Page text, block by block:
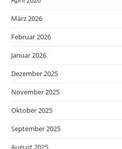
März 2026
Februar 2026
Januar 2026
Dezember 2025
November 2025
Oktober 2025
September 2025
August 2025